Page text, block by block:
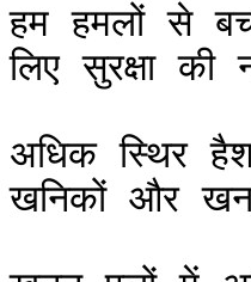
हम हमलों से
लिए सुरक्षा
अधिक स्थिर
खनिकों और